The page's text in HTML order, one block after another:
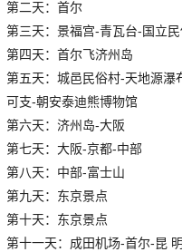
第二天：首尔
第三天：景福宫-青瓦台-国立
第四天：首尔飞济州岛
第五天：城邑民俗村-天地源瀑
可支-朝安泰迪熊博物馆
第六天：济州岛-大阪
第七天：大阪-京都-中部
第八天：中部-富士山
第九天：东京景点
第十天：东京景点
第十一天：成田机场-首尔-昆 明